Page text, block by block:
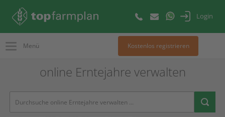
Login
Menü Kostenlos registrieren
online Erntejahre verwalten